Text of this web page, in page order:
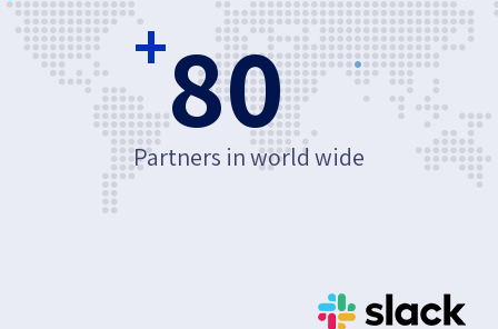
80
+
Partners in world wide